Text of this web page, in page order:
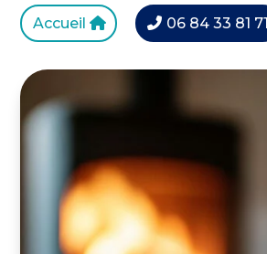
Accueil 06 84 33 81 71